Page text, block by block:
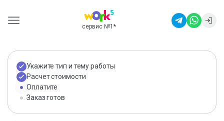
сервис №1 *
Укажите тип и тему работы
Расчет стоимости
Оплатите
Заказ готов